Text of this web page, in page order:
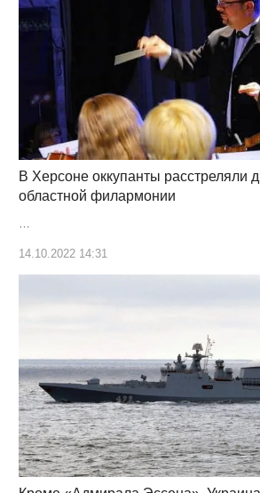
В Херсоне оккупанты расстреляли
областной филармонии
14.10.2022 14:31